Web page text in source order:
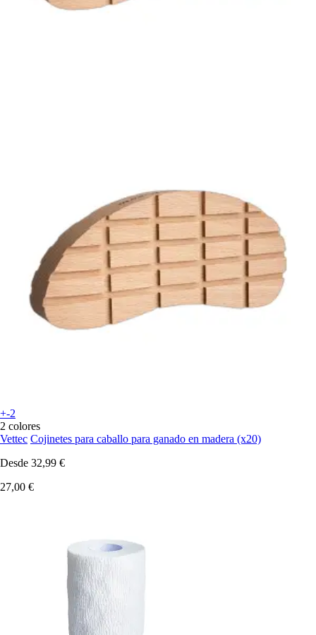
+-2
2 colores
Vettec Cojinetes para caballo para ganado en madera (x20)
Desde 32,99 €
27,00 €